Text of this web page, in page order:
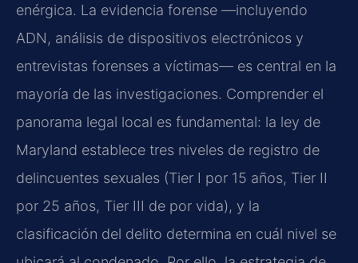
enérgica. La evidencia forense —incluyendo
ADN, análisis de dispositivos electrónicos y
entrevistas forenses a víctimas— es central en la
mayoría de las investigaciones. Comprender el
panorama legal local es fundamental: la ley de
Maryland establece tres niveles de registro de
delincuentes sexuales (Tier I por 15 años, Tier II
por 25 años, Tier III de por vida), y la
clasificación del delito determina en cuál nivel se